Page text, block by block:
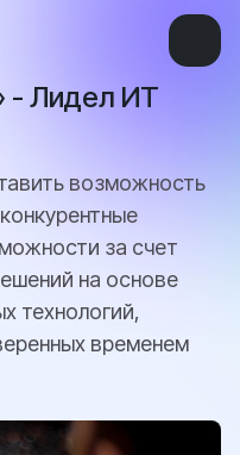
- Лидел ИТ
возможность
за счет
на основе
технологий,
временем